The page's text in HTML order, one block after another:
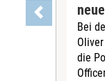
Bei
die